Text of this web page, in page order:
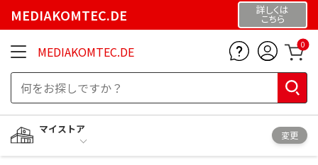
MEDIAKOMTEC.DE 詳しくは
こちら
MEDIAKOMTEC.DE 0
マイストア
変更